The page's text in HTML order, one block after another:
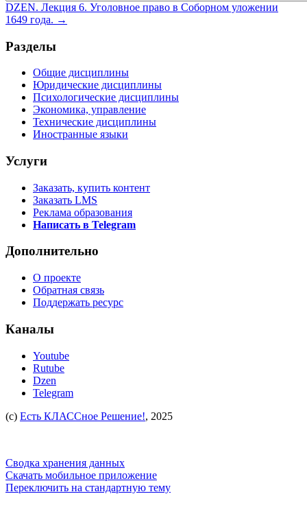
DZEN. Лекция 6. Уголовное право в Соборном уложении
1649 года. →
Разделы
Общие дисциплины
Юридические дисциплины
Психологические дисциплины
Экономика, управление
Технические дисциплины
Иностранные языки
Услуги
Заказать, купить контент
Заказать LMS
Реклама образования
Написать в Telegram
Дополнительно
О проекте
Обратная связь
Поддержать ресурс
Каналы
Youtube
Rutube
Dzen
Telegram
(c) Есть КЛАССное Решение!, 2025
Сводка хранения данных
Скачать мобильное приложение
Переключить на стандартную тему